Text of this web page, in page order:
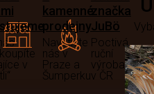
v
kamenné
prodejny
Navštivte
nás v
Praze a
Šumperku
značka
JuBö
Poctivá
ruční
výroba
v ČR